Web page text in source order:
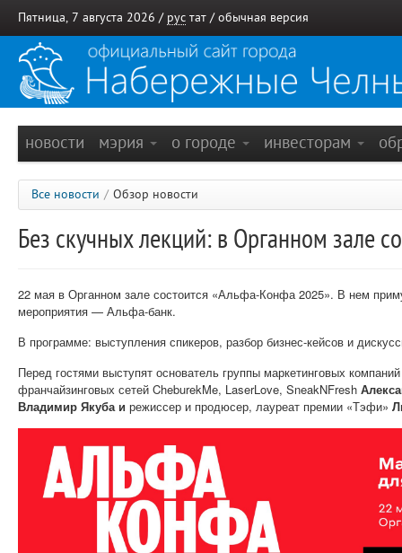
Пятница, 7 августа 2026 / рус тат / обычная версия
новости мэрия о городе инвесторам
Все новости / Обзор новости
Без скучных лекций: в Органном зале
22 мая в Органном зале состоится «Альфа-Конфа 2025». В нем
мероприятия — Альфа-банк.
В программе: выступления спикеров, разбор бизнес-кейсов и
Перед гостями выступят основатель группы маркетинговых
франчайзинговых сетей CheburekMe, LaserLove, SneakNFresh
Владимир Якуба и режиссер и продюсер, лауреат премии «Тэфи»